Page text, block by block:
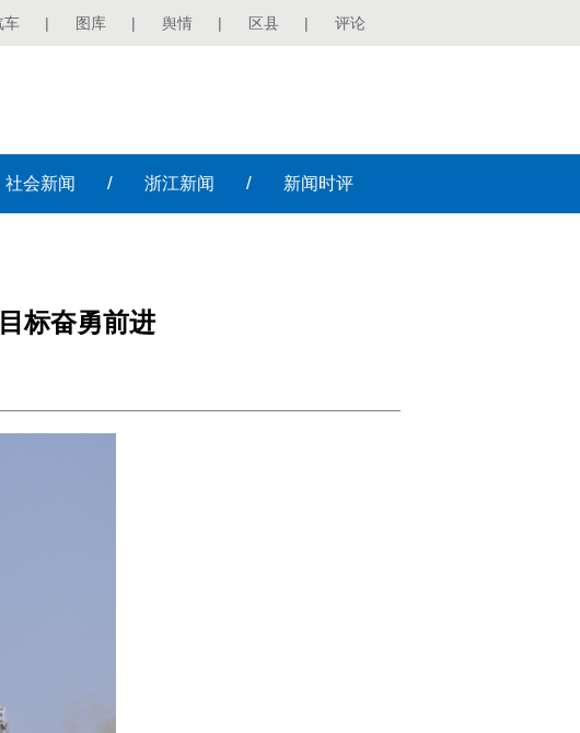
车 | 图库 | 舆情 | 区县 | 评论
社会新闻 / 浙江新闻 / 新闻时评
标奋勇前进